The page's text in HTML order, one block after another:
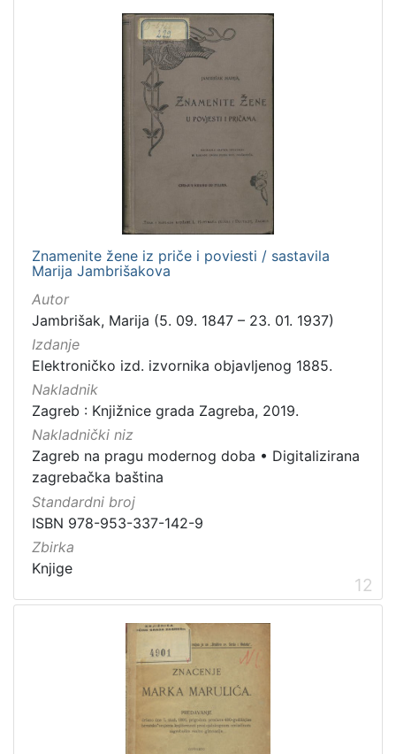
Znamenite žene iz priče i poviesti / sastavila
Marija Jambrišakova
Autor
Jambrišak, Marija (5. 09. 1847 – 23. 01. 1937)
Izdanje
Elektroničko izd. izvornika objavljenog 1885.
Nakladnik
Zagreb : Knjižnice grada Zagreba, 2019.
Nakladnički niz
Zagreb na pragu modernog doba • Digitalizirana
zagrebačka baština
Standardni broj
ISBN 978-953-337-142-9
Zbirka
Knjige
12